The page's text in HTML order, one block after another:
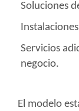
Soluciones
Servicios
negocio.
El modelo